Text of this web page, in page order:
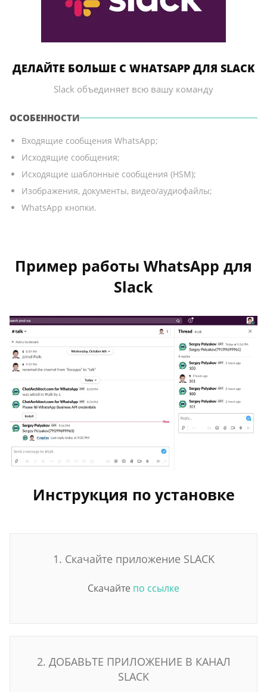
ДЕЛАЙТЕ БОЛЬШЕ С WHATSAPP ДЛЯ SLACK
Slack объединяет всю вашу команду
ОСОБЕННОСТИ
Входящие сообщения WhatsApp;
Исходящие сообщения;
Исходящие шаблонные сообщения (HSM);
Изображения, документы, видео/аудиофайлы;
WhatsApp кнопки.
Пример работы WhatsApp для
Slack
Инструкция по установке
1. Скачайте приложение SLACK
Скачайте по ссылке
2. ДОБАВЬТЕ ПРИЛОЖЕНИЕ В КАНАЛ
SLACK